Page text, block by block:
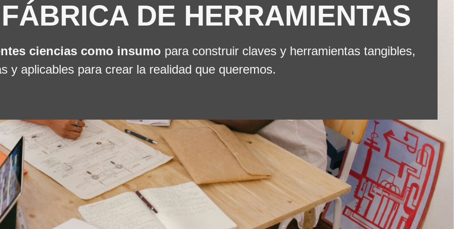
DE HERRAMIENTAS
ciencias como insumo para construir claves y herramientas tangibles,
y aplicables para crear la realidad que queremos.